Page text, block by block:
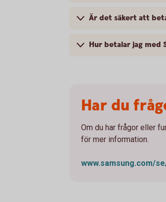
Är det säkert att
Hur betalar jag med
Har du
Om du har frågor eller
för mer information.
www.samsung.com/